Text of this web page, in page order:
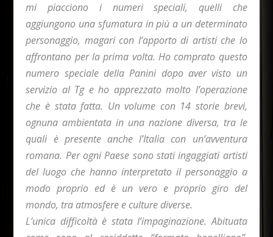
mi piacciono i numeri speciali, quelli che
aggiungono una sfumatura in più a un determinato
personaggio, magari con l’apporto di artisti che lo
affrontano per la prima volta. Ho comprato questo
numero speciale della Panini dopo aver visto un
servizio al Tg e ho apprezzato molto l’operazione
che è stata fatta. Un volume con 14 storie brevi,
ognuna ambientata in una nazione diversa, tra le
quali è presente anche l’Italia con un’avventura
romana. Per ogni Paese sono stati ingaggiati artisti
del luogo che hanno interpretato il personaggio a
modo proprio ed è un vero e proprio giro del
mondo, tra atmosfere e culture diverse.
L’unica difficoltà è stata l’impaginazione. Abituata